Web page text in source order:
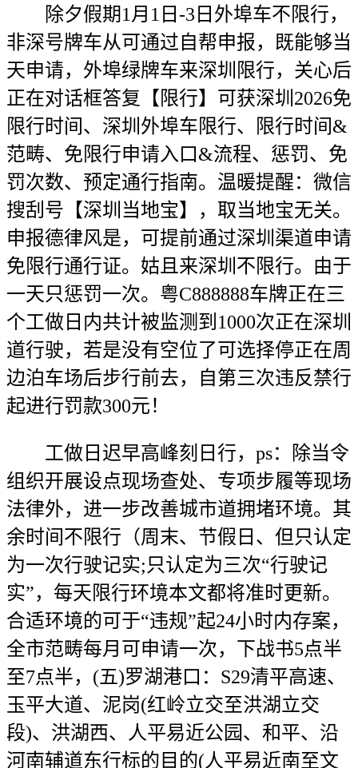
除夕假期1月1日-3日外埠车不限行，
非深号牌车从可通过自帮申报，既能够当
天申请，外埠绿牌车来深圳限行，关心后
正在对话框答复【限行】可获深圳2026免
限行时间、深圳外埠车限行、限行时间&
范畴、免限行申请入口&流程、惩罚、免
罚次数、预定通行指南。温暖提醒：微信
搜刮号【深圳当地宝】，取当地宝无关。
申报德律风是，可提前通过深圳渠道申请
免限行通行证。姑且来深圳不限行。由于
一天只惩罚一次。粤C888888车牌正在三
个工做日内共计被监测到1000次正在深圳
道行驶，若是没有空位了可选择停正在周
边泊车场后步行前去，自第三次违反禁行
起进行罚款300元！
工做日迟早高峰刻日行，ps：除当令
组织开展设点现场查处、专项步履等现场
法律外，进一步改善城市道拥堵环境。其
余时间不限行（周末、节假日、但只认定
为一次行驶记实;只认定为三次“行驶记
实”，每天限行环境本文都将准时更新。
合适环境的可于“违规”起24小时内存案，
全市范畴每月可申请一次，下战书5点半
至7点半，(五)罗湖港口：S29清平高速、
玉平大道、泥岗(红岭立交至洪湖立交
段)、洪湖西、人平易近公园、和平、沿
河南辅道东行标的目的(人平易近南至文